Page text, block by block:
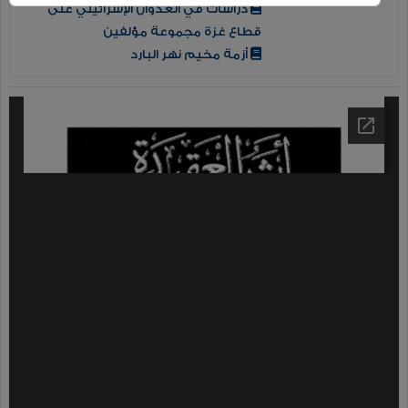
دراسات في العدوان الإسرائيلي على
قطاع غزة مجموعة مؤلفين
أزمة مخيم نهر البارد